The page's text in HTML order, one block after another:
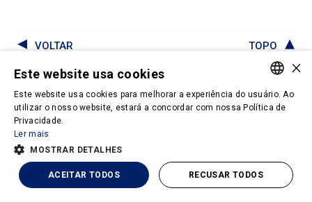
VOLTAR TOPO
© Copyright 2026 - M. Dias Branco - Todos os direitos reservados
Política de Privacidade
PORTUGUESE
×
Este website usa cookies
Este website usa cookies para melhorar a experiência do usuário. Ao
utilizar o nosso website, estará a concordar com nossa Política de
Privacidade.
Ler mais
MOSTRAR DETALHES
ACEITAR TODOS RECUSAR TODOS